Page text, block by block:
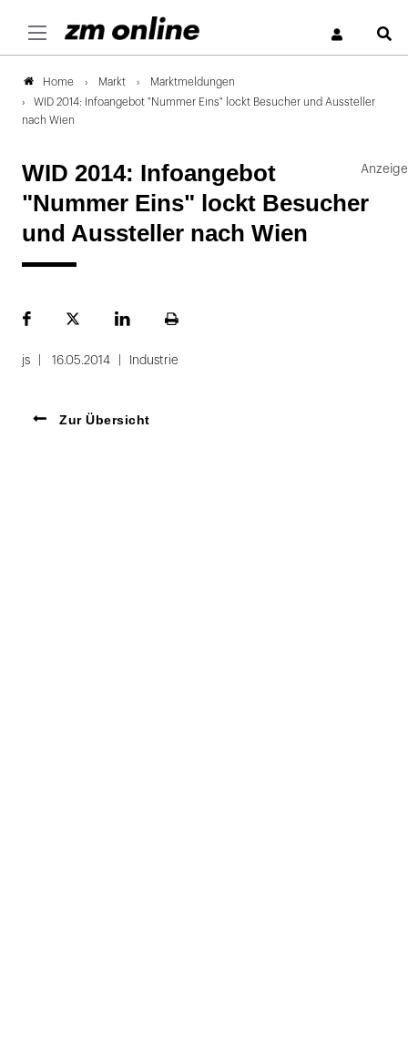
Home Markt
Marktmeldungen
WID 2014: Infoangebot "Nummer Eins" lockt Besucher und Aussteller
nach Wien
WID 2014: Infoangebot
"Nummer Eins" lockt Besucher
und Aussteller nach Wien
FacebookPlattformLinekdInSeite
js 16.05.2014 Industrie
Zur Übersicht